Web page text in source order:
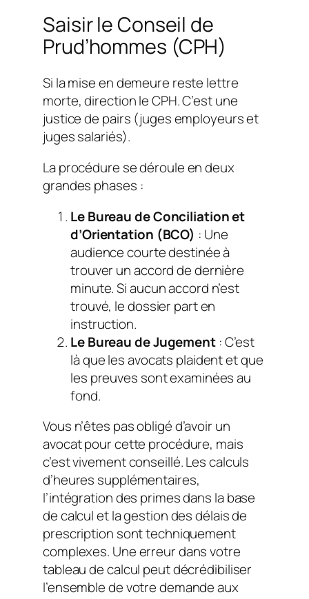
Saisir le Conseil de
Prud’hommes (CPH)
Si la mise en demeure reste lettre
morte, direction le CPH. C’est une
justice de pairs (juges employeurs et
juges salariés).
La procédure se déroule en deux
grandes phases :
Le Bureau de Conciliation et
d’Orientation (BCO) : Une
audience courte destinée à
trouver un accord de dernière
minute. Si aucun accord n’est
trouvé, le dossier part en
instruction.
Le Bureau de Jugement: C’est
là que les avocats plaident et que
les preuves sont examinées au
fond.
Vous n’êtes pas obligé d’avoir un
avocat pour cette procédure, mais
c’est vivement conseillé. Les calculs
d’heures supplémentaires,
l’intégration des primes dans la base
de calcul et la gestion des délais de
prescription sont techniquement
complexes. Une erreur dans votre
tableau de calcul peut décrédibiliser
l’ensemble de votre demande aux